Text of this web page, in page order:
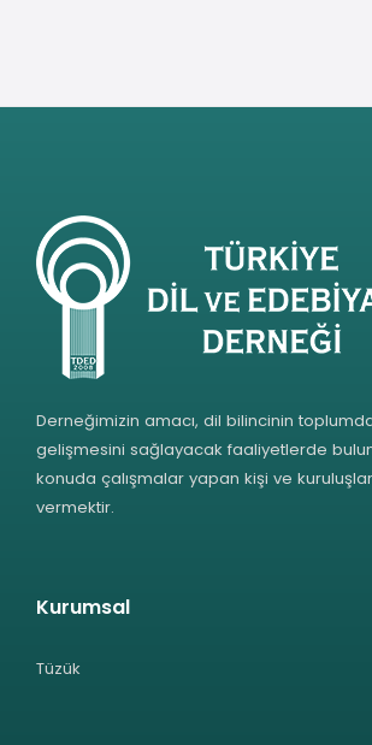
Derneğimizin amacı, dil bilincinin
gelişmesini sağlayacak faaliyetlerde
konuda çalışmalar yapan kişi ve
vermektir.
Kurumsal
Tüzük